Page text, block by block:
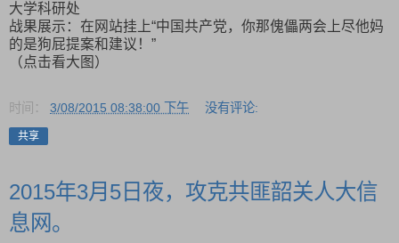
大学科研处
战果展示：在网站挂上“中国共产党，你那傀儡两会上尽他妈
的是狗屁提案和建议！”
（点击看大图）
时间： 3/08/2015 08:38:00 下午 没有评论:
共享
2015年3月5日夜，攻克共匪韶关人大信
息网。